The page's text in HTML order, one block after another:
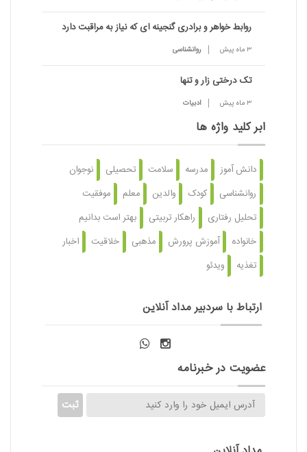
روابط خواهر و برادری گنجینه ای که نیاز به مراقبت دارد
3 ماه پیش روانشناسی
تک درختی زار و تنها
3 ماه پیش ادبیات
ابر کلید واژه ها
دانش آموز مدرسه سلامت تحصیلی
نوجوان
روانشناسی
کودک والدین معلم
موفقیت
تحلیل رفتاری
راهکار تربیتی
بهتر است بدانیم
خانواده
آموزش پرورش مذهبی خلاقیت
اخبار
تغذیه
ویدئو
ارتباط با سردبیر مداد آنلاین
عضویت در خبرنامه